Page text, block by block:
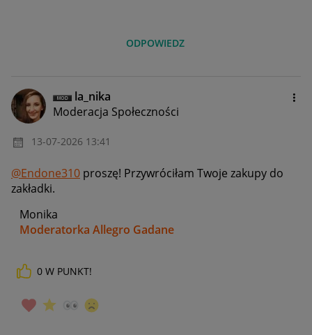
ODPOWIEDZ
la_nika
Moderacja Społeczności
‎13-07-2026 13:41
@Endone310 proszę! Przywróciłam Twoje zakupy do
zakładki.
Monika
Moderatorka Allegro Gadane
0 W PUNKT!